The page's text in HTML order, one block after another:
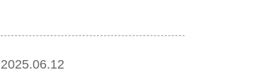
2025.06.12